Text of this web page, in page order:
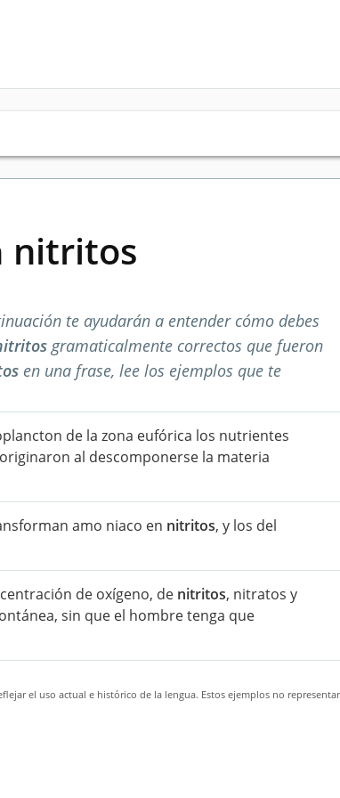
nitritos
te ayudarán a entender cómo debes
gramaticalmente correctos que fueron
en una frase, lee los ejemplos que te
de la zona eufórica los nutrientes
al descomponerse la materia
amo niaco en nitritos, y los del
de oxígeno, de nitritos, nitratos y
sin que el hombre tenga que
el uso actual e histórico de la lengua. Estos ejemplos no